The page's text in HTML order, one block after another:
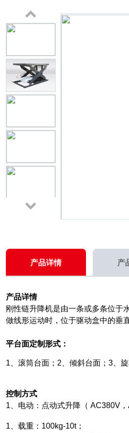
产品详情 产
产品详情
刚性链升降机是由一条或多条位于
做线形运动时，位于驱动盒中的垂
平台面定制形式：
1、滚筒台面；2、倾斜台面；3、
控制方式
1、电动：点动式升降（ AC380V
1、载重：100kg-10t；